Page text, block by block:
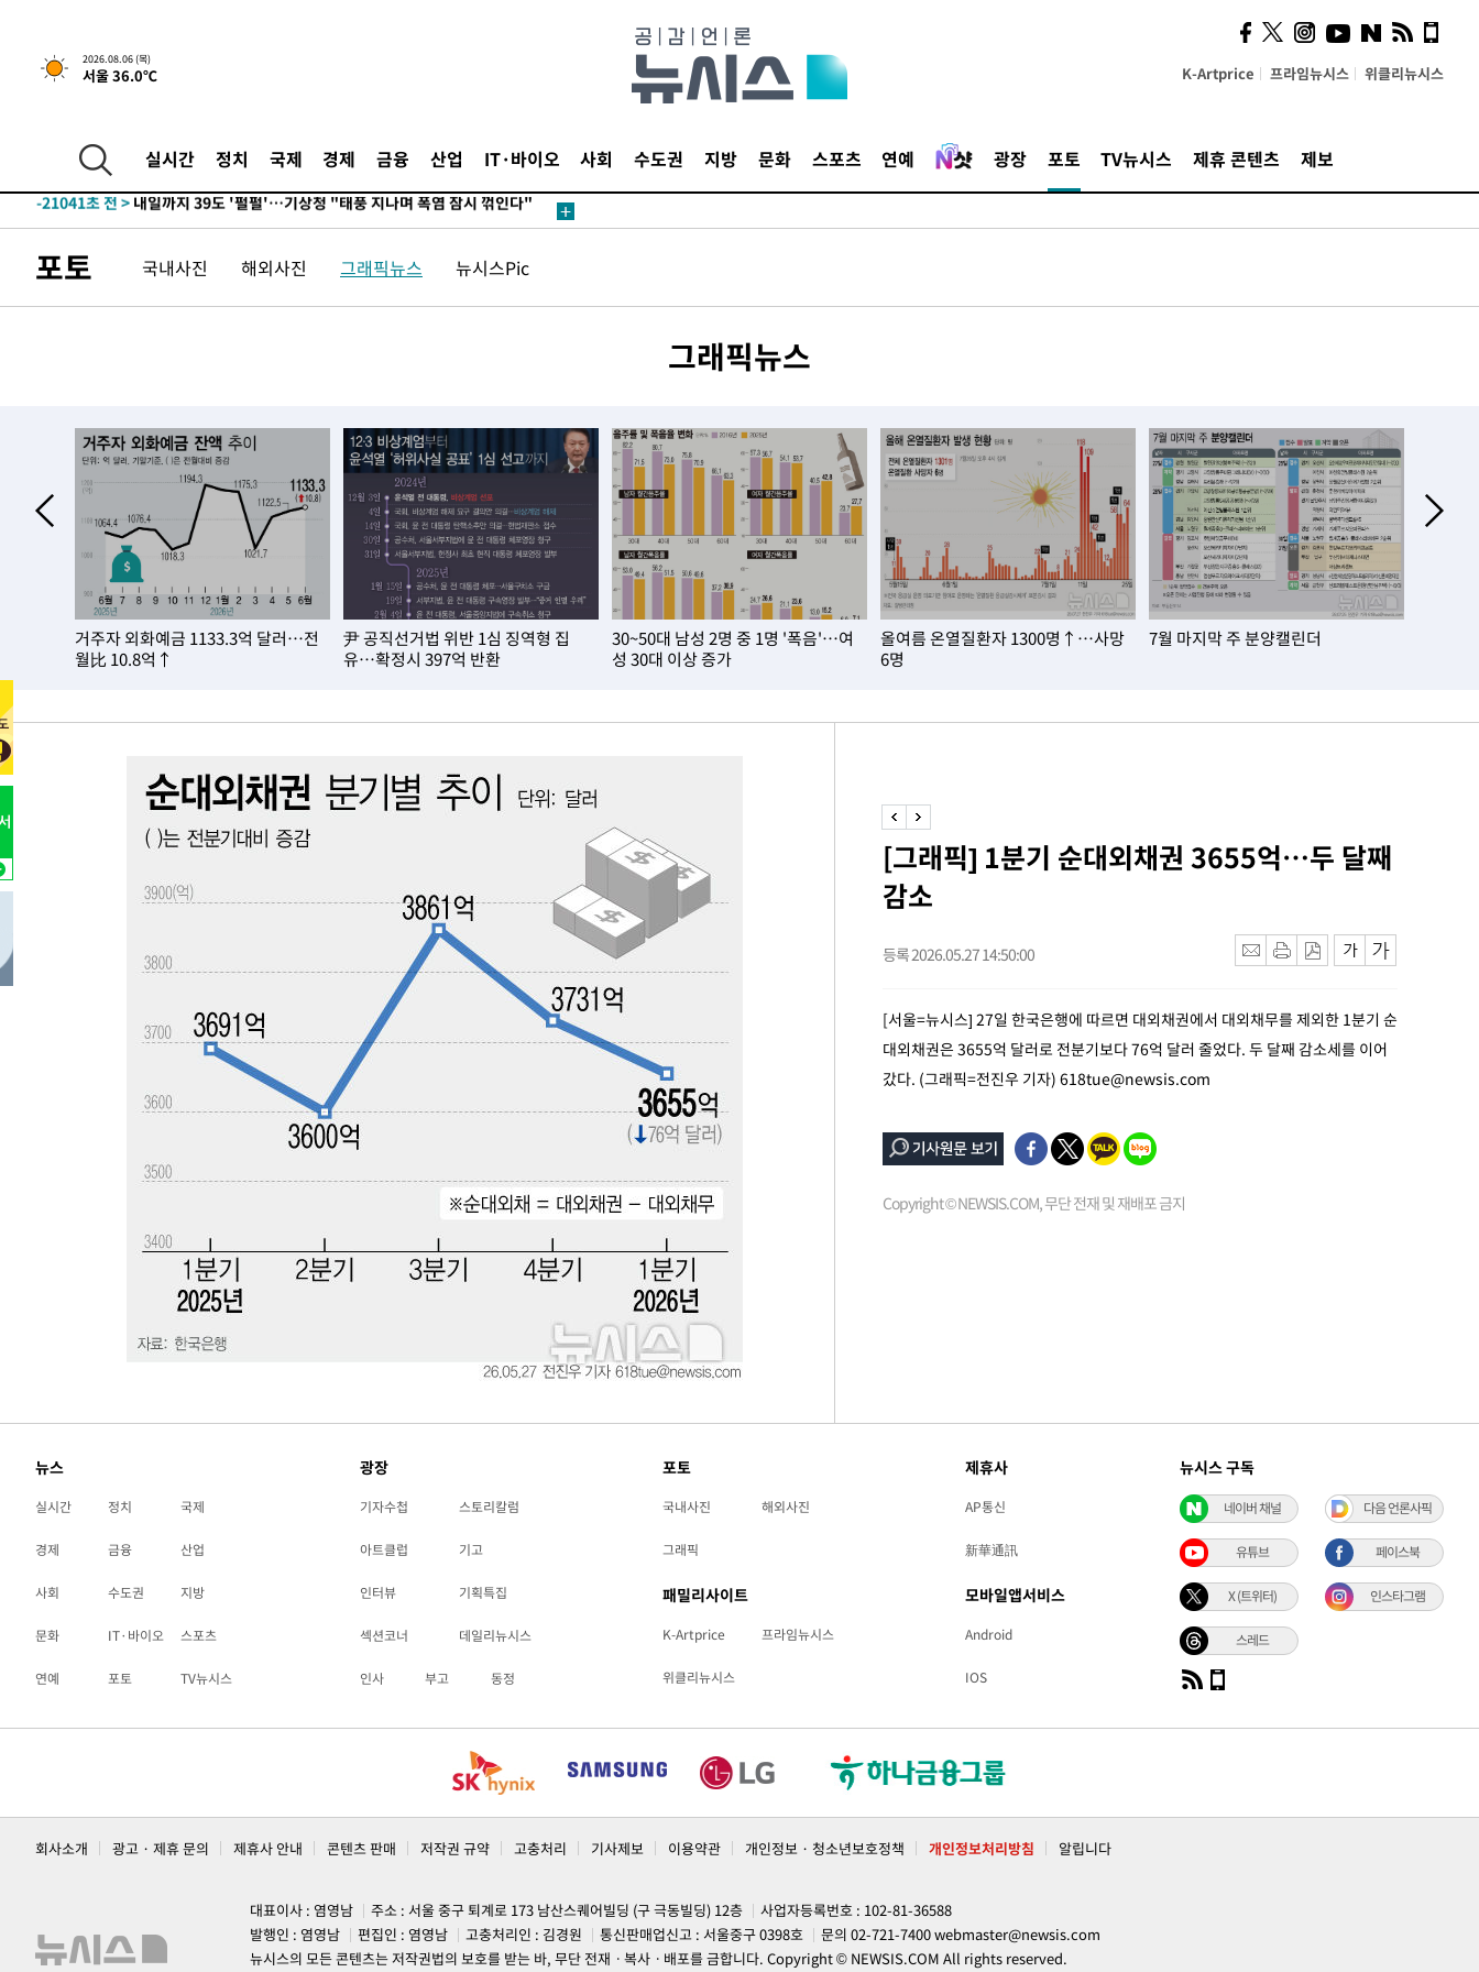
2026.08.06 (목)
서울 36.0℃ K-Artprice 프라임뉴시스 위클리뉴시스
실시간 정치 국제 경제 금융 산업 IT·바이오 사회 수도권 지방 문화 스포츠 연예 광장 포토 TV뉴시스 제휴 콘텐츠 제보
5시간 전 >[속보] "이란-오만, 호르무즈 해협 통행 항로 합의" 이란 외무부 대변인
-28440초 전 >
손흥민, 5경기 연속골 실패…LAFC는 승부차기 끝 과달라하라 격파
-21041초 전 >
-20678초 전 > 트럼프, 한국계 진보 주지사 후보 맹공…"공산주의가 최대 위협"
-17176초 전 >
[속보]산업장관 "李정부, 원전 반대 안해…안정 전력 위해 불가피"
-15873초 전 >[속보]경찰, '홍명보 선임 논란' 대한축구협회·축구회관 등 압수수
-11886초 전 >서울 열대야 15일째 지속…비공식 '초열대야' 30도 넘어
-10453초 전 >[속보]코스닥, 2.15포인트(0.27%) 내린 797.44 출발
-10436초 전 > [속보]코스피, 119.51포인트(1.81%) 내린 6478.75 개장
-6883초 전 > 6월 경상수지 497.3억 달러…두 달 연속 사상 최대
-6834초 전 >서울 낮 39도 '폭염중대경보'…40도 관측 가능성도
-4196초 전 >미 워싱턴주 스포캔 시의 통제불능 3개 산불, 방화선 일부 구축
1시간 전 >[속보] 호르무즈 해협 이란-오만 협상 기대속 뉴욕증시 혼조 마감 다우
0.49%↑
1시간 전 >[속보] 이란 대통령 "지금 최고지도자와 소통하기가 매우 어려워" 취임
3년 인터뷰
5시간 전 >[속보] "이란-오만, 호르무즈 해협 통행 항로 합의" 이란 외무부 대변인
트럼프, 한국계 진보 주지사 후보 맹공…"공산주의가 최대 위협"
"美간섭에 합의 지연"…트럼프, '이란 호르무즈 통제권' 수용할까
[속보]산업장관 "李정부, 원전 반대 안해…안정 전력 위해 불가피"
[속보]경찰, '홍명보 선임 논란' 대한축구협회·축구회관 등 압수수
[속보]산업장관 "美무역법 제301조 과잉생산 결과 발표 8월 중 예
[속보]코스피 매도사이드카 발동…4%대 급락
[속보]전남광주 초대 시민추천 부시장에 백승주·윤난실
서울 열대야 15일째 지속…비공식 '초열대야' 30도 넘어
[속보]코스닥, 2.15포인트(0.27%) 내린 797.44 출발
[속보]코스피, 119.51포인트(1.81%) 내린 6478.75 개장
6월 경상수지 497.3억 달러…두 달 연속 사상 최대
서울 낮 39도 '폭염중대경보'…40도 관측 가능성도
미 워싱턴주 스포캔 시의 통제불능 3개 산불, 방화선 일부 구축
[속보] 호르무즈 해협 이란-오만 협상 기대속 뉴욕증시 혼조 마감 다우
[속보] 이란 대통령 "지금 최고지도자와 소통하기가 매우 어려워" 취임
[속보] "이란-오만, 호르무즈 해협 통행 항로 합의" 이란 외무부 대변인
포토 국내사진 해외사진 그래픽뉴스 뉴시스Pic
그래픽뉴스
거주자 외화예금 1133.3억 달러…전
월比 10.8억↑
尹 공직선거법 위반 1심 징역형 집
유…확정시 397억 반환
30~50대 남성 2명 중 1명 '폭음'…여
성 30대 이상 증가
올여름 온열질환자 1300명↑…사망
6명
7월 마지막 주 분양캘린더
[그래픽] 1분기 순대외채권 3655억…두 달째
감소
등록 2026.05.27 14:50:00
[서울=뉴시스] 27일 한국은행에 따르면 대외채권에서 대외채무를 제외한 1분기 순
대외채권은 3655억 달러로 전분기보다 76억 달러 줄었다. 두 달째 감소세를 이어
갔다. (그래픽=전진우 기자) 618tue@newsis.com
Copyright © NEWSIS.COM, 무단 전재 및 재배포 금지
뉴스
실시간 정치 국제
경제 금융 산업
사회 수도권 지방
문화 IT·바이오 스포츠
연예 포토 TV뉴시스
광장
기자수첩 스토리칼럼
아트클럽 기고
인터뷰 기획특집
섹션코너 데일리뉴시스
인사 부고 동정
포토
국내사진 해외사진
그래픽
패밀리사이트
K-Artprice 프라임뉴시스
위클리뉴시스
제휴사
AP통신
新華通訊
모바일앱서비스
Android
IOS
뉴시스 구독
네이버 채널 다음 언론사픽
유튜브 페이스북
X (트위터) 인스타그램
스레드
회사소개 광고 · 제휴 문의 제휴사 안내 콘텐츠 판매 저작권 규약 고충처리 기사제보 이용약관 개인정보 · 청소년보호정책 개인정보처리방침 알립니다
대표이사 : 염영남 주소 : 서울 중구 퇴계로 173 남산스퀘어빌딩 (구 극동빌딩) 12층
사업자등록번호 : 102-81-36588
발행인 : 염영남
편집인 : 염영남 고충처리인 : 김경원 통신판매업신고 : 서울중구 0398호 문의 02-721-7400webmaster@newsis.com
뉴시스의 모든 콘텐츠는 저작권법의 보호를 받는 바, 무단 전재ㆍ복사ㆍ배포를 금합니다. Copyright © NEWSIS.COM All rights reserved.